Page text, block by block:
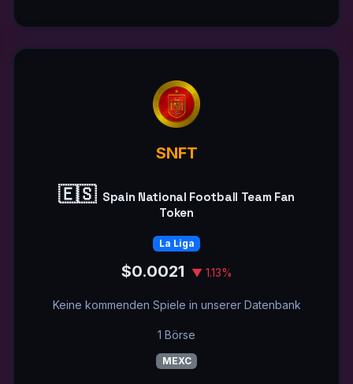
SNFT
🇪🇸 Spain National Football Team Fan
Token
La Liga
$0.0021 ▼ 1.13%
Keine kommenden Spiele in unserer Datenbank
1 Börse
MEXC